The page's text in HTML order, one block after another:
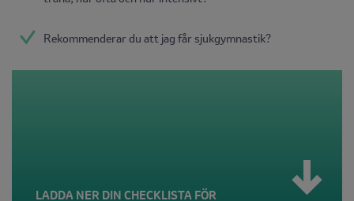
Rekommenderar du att jag får sjukgymnastik?
LADDA NER DIN CHECKLISTA FÖR